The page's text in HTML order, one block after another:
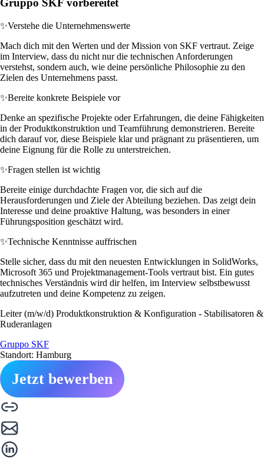
Gruppo SKF vorbereitet
✨Verstehe die Unternehmenswerte
Mach dich mit den Werten und der Mission von SKF vertraut. Zeige
im Interview, dass du nicht nur die technischen Anforderungen
verstehst, sondern auch, wie deine persönliche Philosophie zu den
Zielen des Unternehmens passt.
✨Bereite konkrete Beispiele vor
Denke an spezifische Projekte oder Erfahrungen, die deine Fähigkeiten
in der Produktkonstruktion und Teamführung demonstrieren. Bereite
dich darauf vor, diese Beispiele klar und prägnant zu präsentieren, um
deine Eignung für die Rolle zu unterstreichen.
✨Fragen stellen ist wichtig
Bereite einige durchdachte Fragen vor, die sich auf die
Herausforderungen und Ziele der Abteilung beziehen. Das zeigt dein
Interesse und deine proaktive Haltung, was besonders in einer
Führungsposition geschätzt wird.
✨Technische Kenntnisse auffrischen
Stelle sicher, dass du mit den neuesten Entwicklungen in SolidWorks,
Microsoft 365 und Projektmanagement-Tools vertraut bist. Ein gutes
technisches Verständnis wird dir helfen, im Interview selbstbewusst
aufzutreten und deine Kompetenz zu zeigen.
Leiter (m/w/d) Produktkonstruktion & Konfiguration - Stabilisatoren &
Ruderanlagen
Gruppo SKF
Standort: Hamburg
Jetzt bewerben